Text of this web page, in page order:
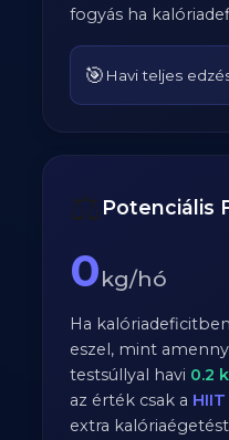
fogyás ha
🎯 Havi teljes
⚖️ Potenciális
0kg/hó
Ha
eszel, mint
testsúllyal havi 0.2
az érték csak a
extra